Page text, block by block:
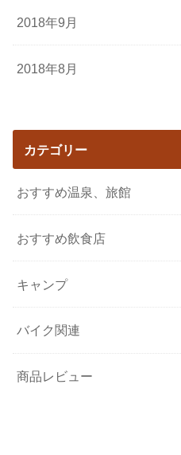
2018年9月
2018年8月
カテゴリー
おすすめ温泉、旅館
おすすめ飲食店
キャンプ
バイク関連
商品レビュー